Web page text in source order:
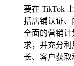
要在 TikTok
括店铺认证
全面的营销
求，并充分
长、客户获取